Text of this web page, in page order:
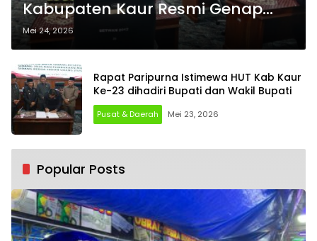
Kabupaten Kaur Resmi Genap
Berusia 23 Tahun
Mei 24, 2026
Rapat Paripurna Istimewa HUT Kab Kaur
Ke-23 dihadiri Bupati dan Wakil Bupati
Pusat & Daerah Mei 23, 2026
Popular Posts